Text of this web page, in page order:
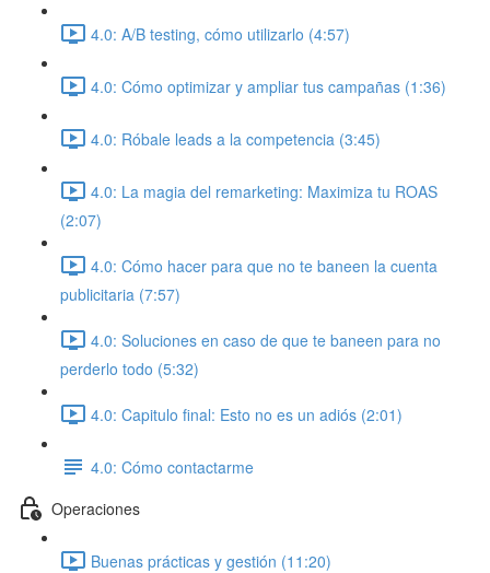
4.0: A/B testing, cómo utilizarlo (4:57)
4.0: Cómo optimizar y ampliar tus campañas (1:36)
4.0: Róbale leads a la competencia (3:45)
4.0: La magia del remarketing: Maximiza tu ROAS
(2:07)
4.0: Cómo hacer para que no te baneen la cuenta
publicitaria (7:57)
4.0: Soluciones en caso de que te baneen para no
perderlo todo (5:32)
4.0: Capitulo final: Esto no es un adiós (2:01)
4.0: Cómo contactarme
Operaciones
Buenas prácticas y gestión (11:20)